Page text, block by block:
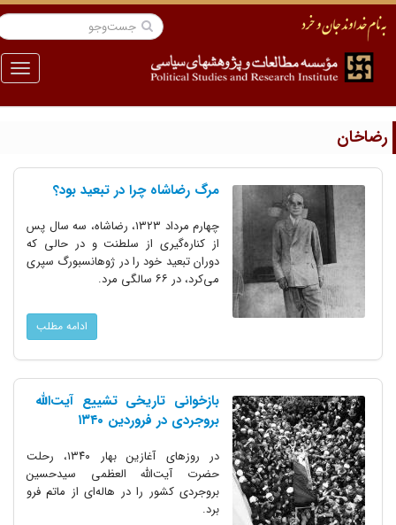
منو
مرگ رضاشاه چرا در تبعید بود؟
چهارم مرداد ۱۳۲۳، رضاشاه، سه سال پس
از کناره‌گیری از سلطنت و در حالی که
دوران تبعید خود را در ژوهانسبورگ سپری
می‌کرد، در ۶۶ سالگی مرد.
ادامه مطلب
بازخوانی تاریخی تشییع آیت‌الله
بروجردی در فروردین ۱۳۴۰
در روزهای آغازین بهار ۱۳۴۰، رحلت
حضرت آیت‌الله العظمی سیدحسین
بروجردی کشور را در هاله‌ای از ماتم فرو
برد.